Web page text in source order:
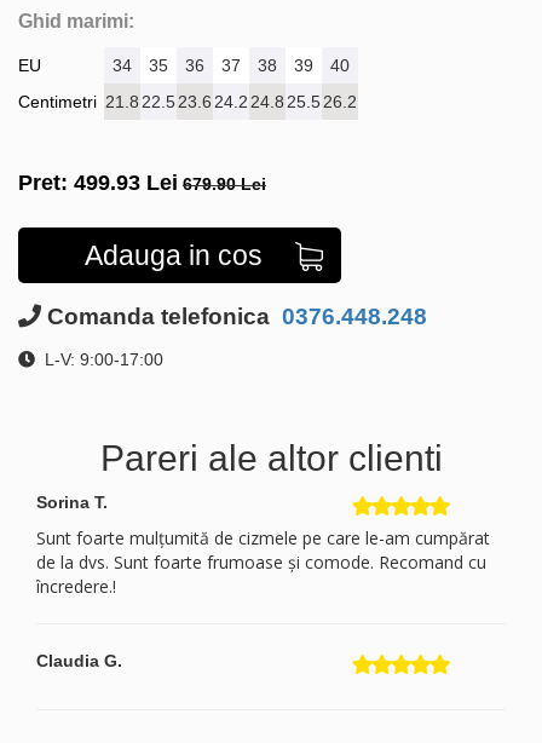
Ghid marimi:
EU
Centimetri
34 35 36 37 38 39
40
21.8 22.523.6 24.2 24.8 25.526.2
Pret: 499.93 Lei 679.90 Lei
Adauga in cos
Comanda telefonica 0376.448.248
L-V: 9:00-17:00
Pareri ale altor clienti
Sorina T.
Sunt foarte mulțumită de cizmele pe care le-am cumpărat
de la dvs. Sunt foarte frumoase și comode. Recomand cu
încredere.!
Claudia G.